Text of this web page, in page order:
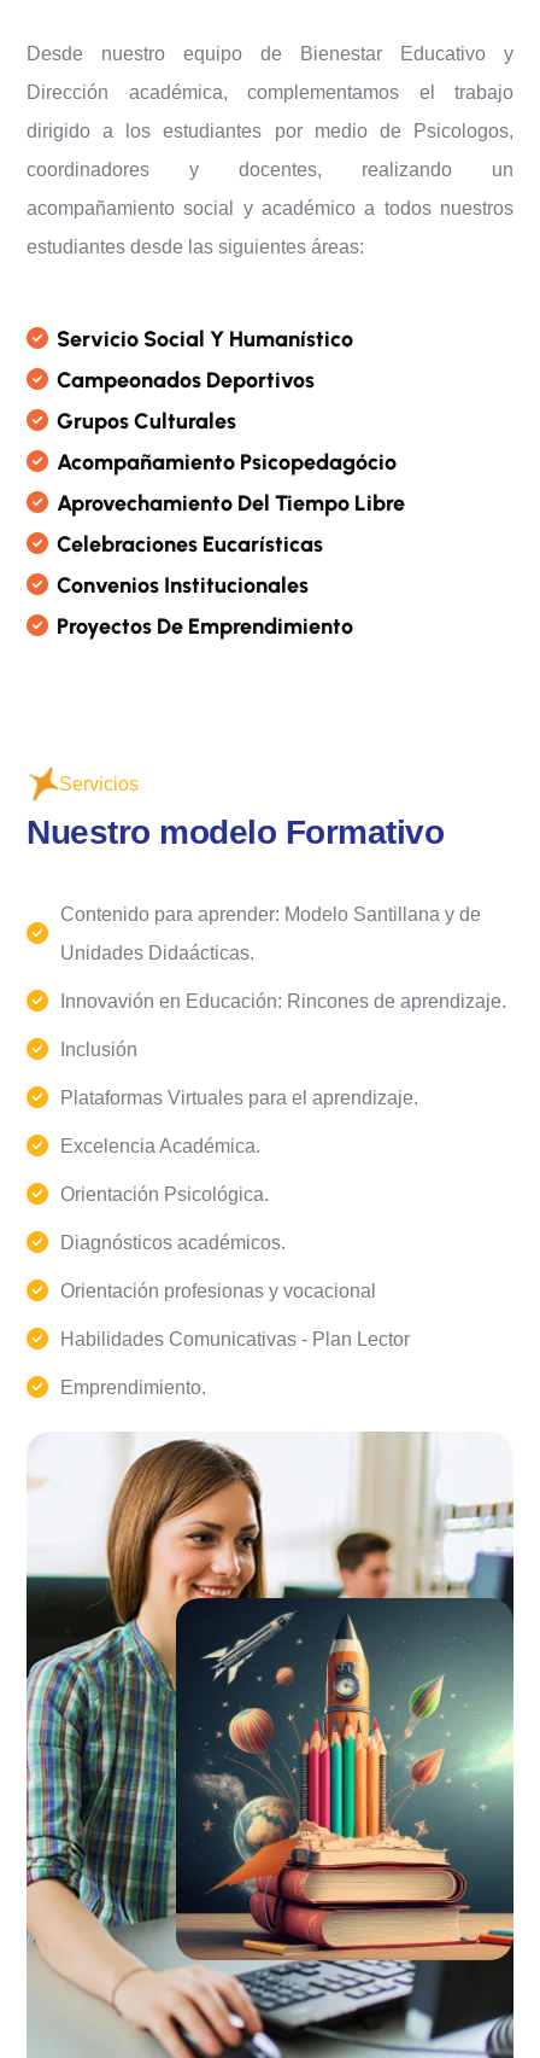
Desde nuestro equipo de Bienestar Educativo y
Dirección académica, complementamos el trabajo
dirigido a los estudiantes por medio de Psicologos,
coordinadores y docentes, realizando un
acompañamiento social y académico a todos nuestros
estudiantes desde las siguientes áreas:
SERVICIO SOCIAL Y HUMANÍSTICO
CAMPEONADOS DEPORTIVOS
GRUPOSCULTURALES
ACOMPAÑAMIENTO PSICOPEDAGÓCIO
APROVECHAMIENTO DEL TIEMPO LIBRE
CELEBRACIONES EUCARÍSTICAS
CONVENIOS INSTITUCIONALES
PROYECTOS DE EMPRENDIMIENTO
Servicios
Nuestro modelo Formativo
Contenido para aprender: Modelo Santillana y de
Unidades Didaácticas.
Innovavión en Educación: Rincones de aprendizaje.
Inclusión
Plataformas Virtuales para el aprendizaje.
Excelencia Académica.
Orientación Psicológica.
Diagnósticos académicos.
Orientación profesionas y vocacional
Habilidades Comunicativas - Plan Lector
Emprendimiento.